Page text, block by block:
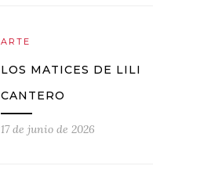
ARTE
LOS MATICES DE LILI
CANTERO
17 de junio de 2026